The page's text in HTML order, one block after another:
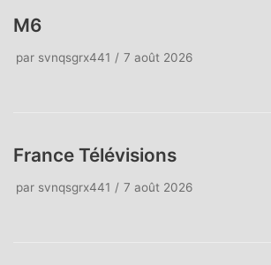
M6
par svnqsgrx441 7 août 2026
France Télévisions
par svnqsgrx441 7 août 2026